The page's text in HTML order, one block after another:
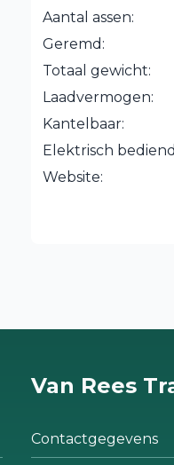
Aantal assen:
Geremd:
Totaal gewicht:
Laadvermogen:
Kantelbaar:
Elektrisch
Website:
Van Rees
Contactgegevens